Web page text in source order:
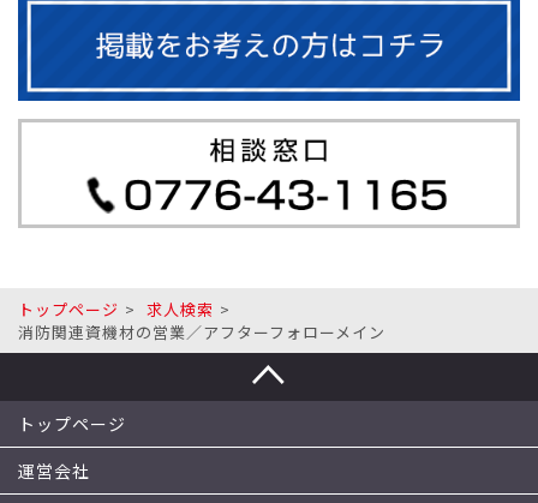
トップページ
求人検索
消防関連資機材の営業／アフターフォローメイン
トップページ
運営会社